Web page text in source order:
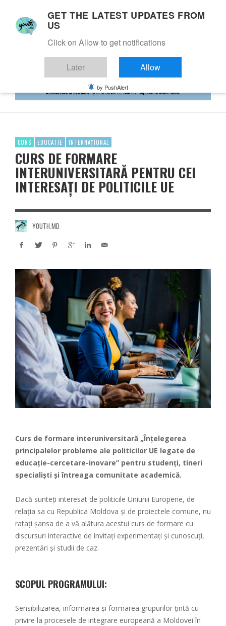
CURS EDUCATIE INTERNAȚIONAL
CURS DE FORMARE
INTERUNIVERSITARĂ PENTRU CEI
INTERESAȚI DE POLITICILE UE
YOUTH.MD
Curs de formare interuniversitară „Înțelegerea
principalelor probleme ale politicilor UE legate de
educație-cercetare-inovare” pentru studenți, tineri
specialiști și întreaga comunitate academică.
Dacă sunteți interesat de politicile Uniunii Europene, de
relația sa cu Republica Moldova și de proiectele comune, nu
ratați șansa de a vă alătura acestui curs de formare cu
discursuri interactive de invitați experimentați și cunoscuți,
prezentări și studii de caz.
SCOPUL PROGRAMULUI:
Sensibilizarea, informarea și formarea grupurilor țintă cu
privire la procesele de integrare europeană a Moldovei în
GET THE LATEST UPDATES FROM
US
Click on Allow to get notifications
Later Allow
by PushAlert